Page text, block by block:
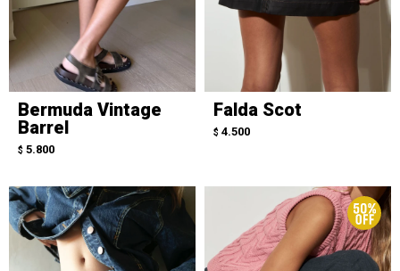
Bermuda Vintage
Barrel
$ 5.800
Falda Scot
$ 4.500